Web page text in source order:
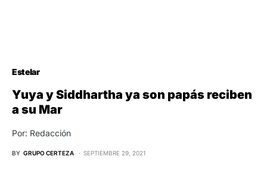
Estelar
Yuya y Siddhartha ya son papás reciben
a su Mar
Por: Redacción
BY GRUPO CERTEZA SEPTIEMBRE 29, 2021